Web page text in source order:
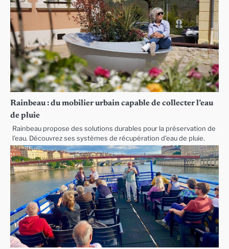
Rainbeau : du mobilier urbain capable de collecter l’eau
de pluie
Rainbeau propose des solutions durables pour la préservation de
l’eau. Découvrez ses systèmes de récupération d’eau de pluie.